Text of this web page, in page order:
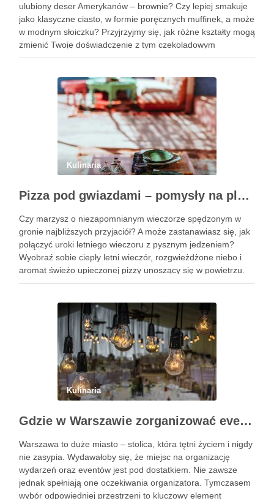
ulubiony deser Amerykanów – brownie? Czy lepiej smakuje
jako klasyczne ciasto, w formie poręcznych muffinek, a może
w modnym słoiczku? Przyjrzyjmy się, jak różne kształty mogą
zmienić Twoje doświadczenie z tym czekoladowym
przysmakiem. Podobne wpisy Trzy pomysły na wykwintne
Kulinaria
Pizza pod gwiazdami – pomysły na plenerowy wieczór z przyjaciółmi
Czy marzysz o niezapomnianym wieczorze spędzonym w
gronie najbliższych przyjaciół? A może zastanawiasz się, jak
połączyć uroki letniego wieczoru z pysznym jedzeniem?
Wyobraź sobie ciepły letni wieczór, rozgwieżdżone niebo i
aromat świeżo upieczonej pizzy unoszący się w powietrzu.
Brzmi kusząco, prawda? W tym artykule pokażę Ci, jak
Kulinaria
Gdzie w Warszawie zorganizować event?
Warszawa to duże miasto – stolica, która tętni życiem i nigdy
nie zasypia. Wydawałoby się, że miejsc na organizację
wydarzeń oraz eventów jest pod dostatkiem. Nie zawsze
jednak spełniają one oczekiwania organizatora. Tymczasem
wybór odpowiedniej przestrzeni to kluczowy element